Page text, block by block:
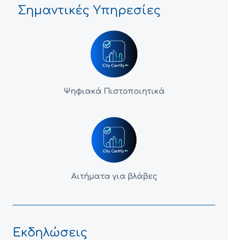
Σημαντικές Υπηρεσίες
Ψηφιακά Πιστοποιητικά
Αιτήματα για βλάβες
Εκδηλώσεις